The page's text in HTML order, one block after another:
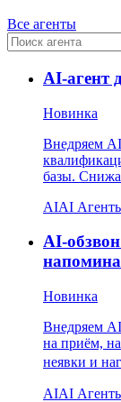
Все агенты
AI-агент
Новинка
Внедряем
базы.
AIAI
AI-
Новинка
Внедряем
на приём,
неявки и
AIAI